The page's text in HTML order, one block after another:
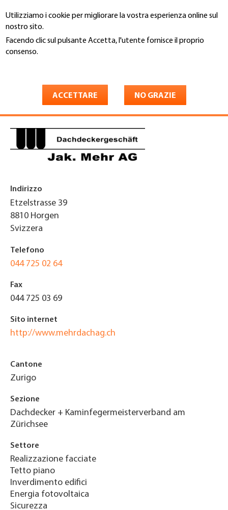
Utilizziamo i cookie per migliorare la vostra esperienza online sul
nostro sito.
Facendo clic sul pulsante Accetta, l'utente fornisce il proprio
consenso.
ACCETTARE NO GRAZIE
al
contenuto
principale
You
Dachdeckergeschäft
Indirizzo
Etzelstrasse 39
8810 Horgen
Svizzera
Telefono
044 725 02 64
Fax
044 725 03 69
Sito internet
http://www.mehrdachag.ch
Cantone
Zurigo
Sezione
Dachdecker + Kaminfegermeisterverband am
Zürichsee
Settore
Realizzazione facciate
Tetto piano
Inverdimento edifici
Energia fotovoltaica
Sicurezza